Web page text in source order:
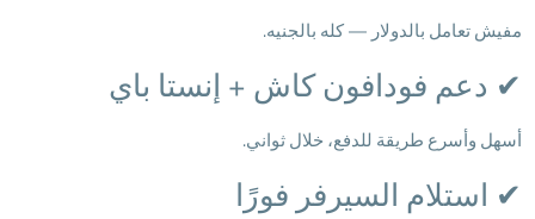
مفيش تعامل بالدولار — كله بالجنيه.
✔ دعم فودافون كاش + إنستا باي
أسهل وأسرع طريقة للدفع، خلال ثواني.
✔ استلام السيرفر فورًا